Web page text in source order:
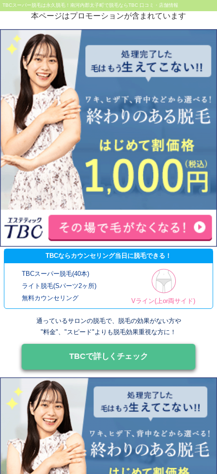
TBCスーパー脱毛は永久脱毛！南河内郡太子町で脱毛ならTBC 口コミ・店舗情報
本ページはプロモーションが含まれています
TBCならカウンセリング当日に脱毛できる！
TBCスーパー脱毛(40本)
ライト脱毛(Sパーツ2ヶ所)
無料カウンセリング
Vライン(上or両サイド)
通っているサロンの脱毛で、脱毛の効果がない方や
"料金"、"スピード"よりも脱毛効果重視な方に！
TBCで詳しくチェック